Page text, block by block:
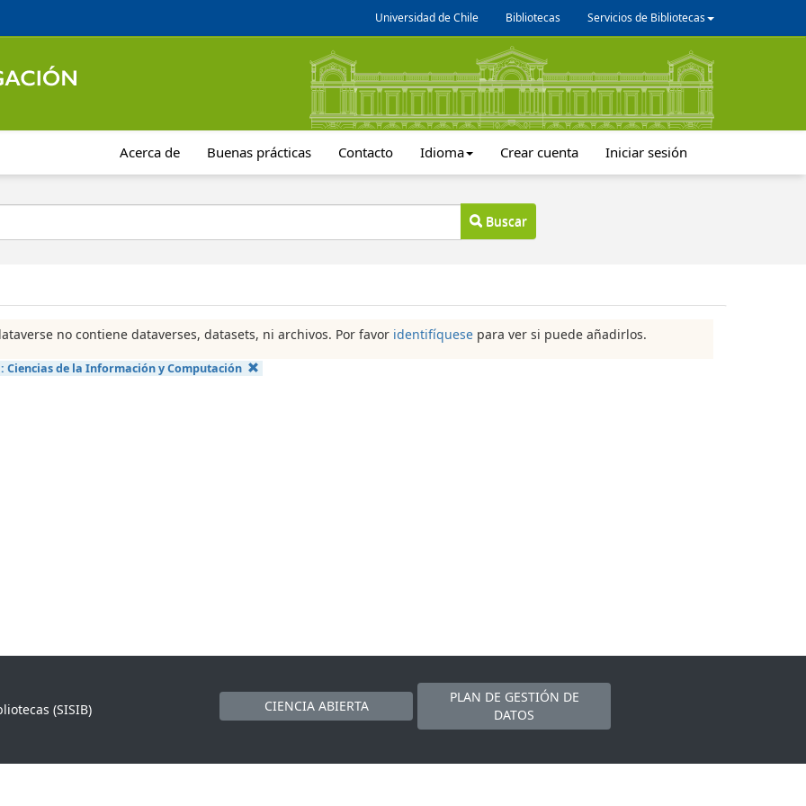
Universidad de Chile Bibliotecas Servicios de Bibliotecas
Acerca de Buenas prácticas Contacto Idioma Crear cuenta Iniciar sesión
Buscar
no contiene dataverses, datasets, ni archivos. Por favor identifíquese para ver si puede añadirlos.
Ciencias de la Información y Computación
(SISIB)
CIENCIA ABIERTA
PLAN DE GESTIÓN DE
DATOS